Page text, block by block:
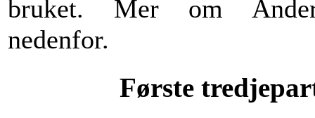
bruket. Mer om
nedenfor.
Første